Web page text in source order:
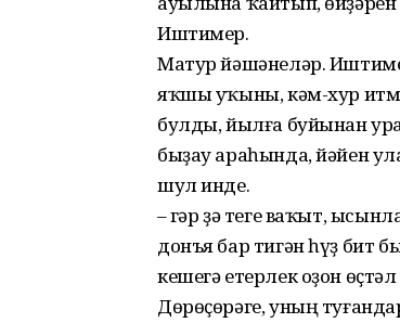
Иштимер.
Матур йәшәнеләр.
яҡшы уҡыны, кәм-хур
булды, йылға буйынан
быҙау араһында, йәйен
шул инде.
– Әгәр ҙә теге ваҡыт,
донъя бар тигән һүҙ бит
кешегә етерлек оҙон
Дөрөҫөрәге, уның